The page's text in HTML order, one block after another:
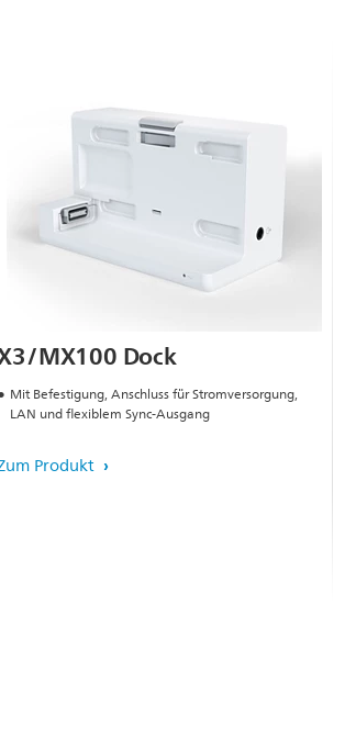
MX100 Dock
Mit Befestigung, Anschluss für Stromversorgung,
LAN und flexiblem Sync-Ausgang
Produkt